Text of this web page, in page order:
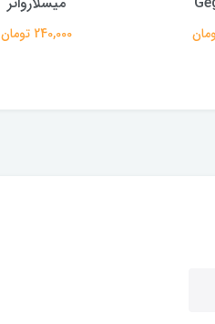
240,000 تومان